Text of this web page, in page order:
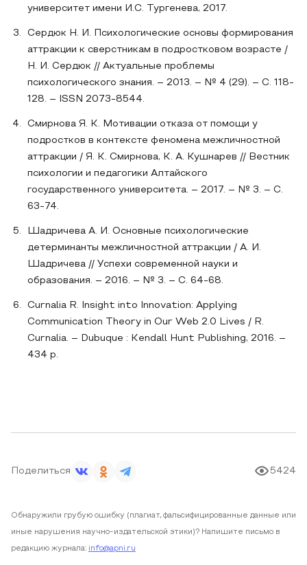
университет имени И.С. Тургенева, 2017.
Сердюк Н. И. Психологические основы формирования
аттракции к сверстникам в подростковом возрасте /
Н. И. Сердюк // Актуальные проблемы
психологического знания. – 2013. – № 4 (29). – С. 118-
128. – ISSN 2073-8544.
Смирнова Я. К. Мотивации отказа от помощи у
подростков в контексте феномена межличностной
аттракции / Я. К. Смирнова, К. А. Кушнарев // Вестник
психологии и педагогики Алтайского
государственного университета. – 2017. – № 3. – С.
63-74.
Шадричева А. И. Основные психологические
детерминанты межличностной аттракции / А. И.
Шадричева // Успехи современной науки и
образования. – 2016. – № 3. – С. 64-68.
Curnalia R. Insight into Innovation: Applying
Communication Theory in Our Web 2.0 Lives / R.
Curnalia. – Dubuque : Kendall Hunt Publishing, 2016. –
434 p.
Поделиться 5424
Обнаружили грубую ошибку (плагиат, фальсифицированные данные или
иные нарушения научно-издательской этики)? Напишите письмо в
редакцию журнала: info@apni.ru